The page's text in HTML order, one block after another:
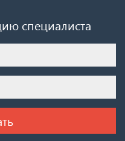
специалиста